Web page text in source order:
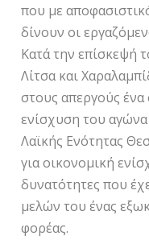
που με
δίνουν οι
Κατά την επίσκεψή
Λίτσα και
στους απεργούς
ενίσχυση του
Λαϊκής Ενότητας
για οικονομική
δυνατότητες που
μελών του ένας
φορέας.